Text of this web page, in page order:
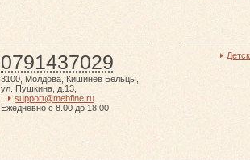
0791437029
3100 Молдова Кишинев Бельцы
ул. Пушкина, д.13
support@mebfine.ru
Ежедневно с 8.00 до 18.00